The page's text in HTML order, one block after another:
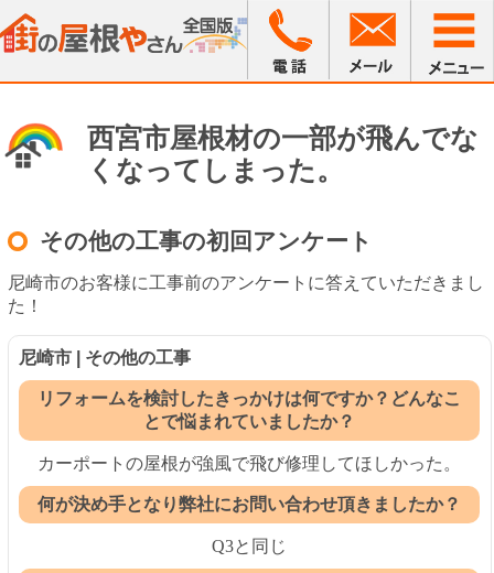
西宮市屋根材の一部が飛んでな
くなってしまった。
その他の工事の初回アンケート
尼崎市のお客様に工事前のアンケートに答えていただきまし
た！
尼崎市 | その他の工事
リフォームを検討したきっかけは何ですか？どんなこ
とで悩まれていましたか？
カーポートの屋根が強風で飛び修理してほしかった 。
何が決め手となり弊社にお問い合わせ頂きましたか？
Q3と同じ